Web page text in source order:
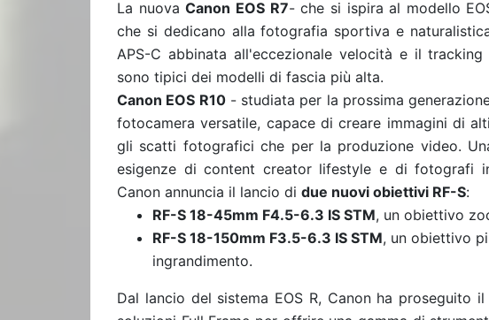
La nuovaCanon EOS R7- che si ispira al modello
che si dedicano alla fotografia sportiva e
APS-C abbinata all'eccezionale velocità e il
sono tipici dei modelli di fascia più alta.
Canon EOS R10- studiata per la prossima
fotocamera versatile, capace di creare immagini di
gli scatti fotografici che per la produzione video.
esigenze di content creator lifestyle e di fotografi
Canon annuncia il lancio di due nuovi obiettivi RF-S:
RF-S 18-45mm F4.5-6.3 IS STM, un obiettivo
RF-S 18-150mm F3.5-6.3 IS STM, un obiettivo
ingrandimento.
Dal lancio del sistema EOS R, Canon ha proseguito